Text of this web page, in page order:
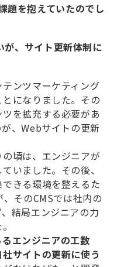
を抱えていたのでし
が、サイト更新体制に
ンツマーケティング
になりました。その
を拡充する必要があ
、Webサイトの更新
頃は、エンジニアが
いました。その後、
きる環境を整えるた
そのCMSでは社内の
結局エンジニアの力
エンジニアの工数
サイトの更新に使う